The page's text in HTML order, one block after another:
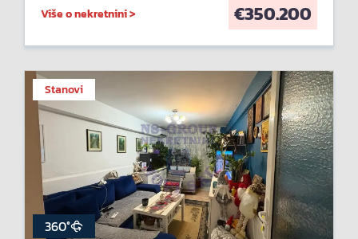
Više o nekretnini > €350.200
Stanovi
360°